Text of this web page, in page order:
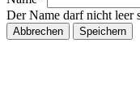
Der Name darf nicht leer
Abbrechen Speichern